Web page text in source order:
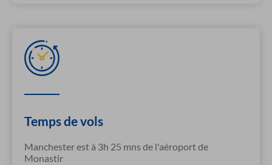
Temps de vols
Manchester est à 3h 25 mns de l'aéroport de
Monastir